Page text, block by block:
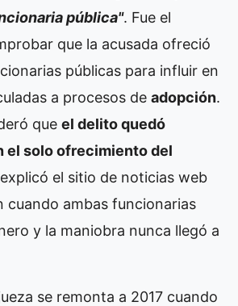
pública". Fue el
que la acusada ofreció
públicas para influir en
a procesos de adopción.
que el delito quedó
el solo ofrecimiento del
el sitio de noticias web
cuando ambas funcionarias
y la maniobra nunca llegó a
se remonta a 2017 cuando